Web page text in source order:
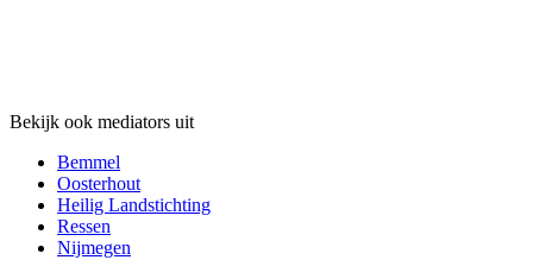
Bekijk ook mediators uit
Bemmel
Oosterhout
Heilig Landstichting
Ressen
Nijmegen